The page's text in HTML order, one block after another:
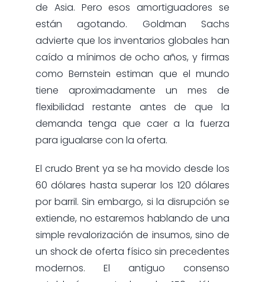
de Asia. Pero esos amortiguadores se
están agotando. Goldman Sachs
advierte que los inventarios globales han
caído a mínimos de ocho años, y firmas
como Bernstein estiman que el mundo
tiene aproximadamente un mes de
flexibilidad restante antes de que la
demanda tenga que caer a la fuerza
para igualarse con la oferta.
El crudo Brent ya se ha movido desde los
60 dólares hasta superar los 120 dólares
por barril. Sin embargo, si la disrupción se
extiende, no estaremos hablando de una
simple revalorización de insumos, sino de
un shock de oferta físico sin precedentes
modernos. El antiguo consenso